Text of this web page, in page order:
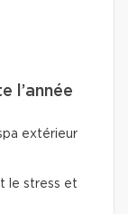
l’année
extérieur
le stress et